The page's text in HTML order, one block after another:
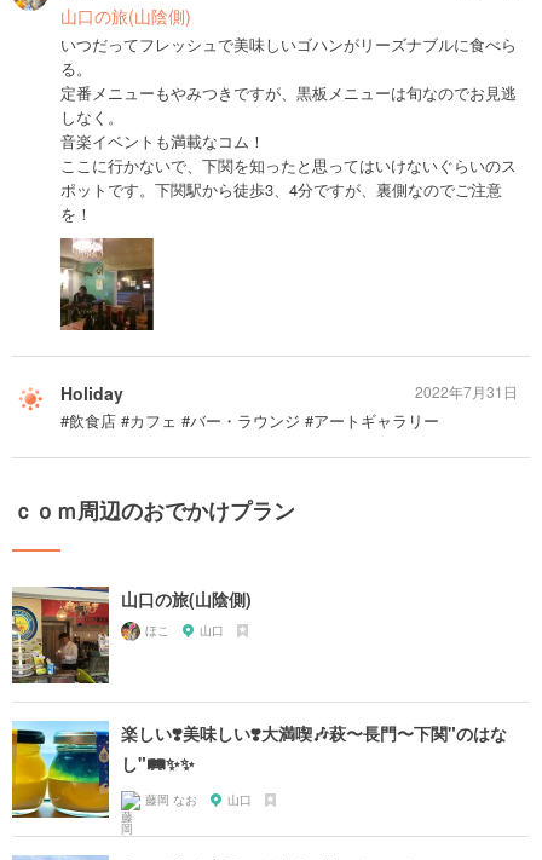
山口の旅(山陰側)
いつだってフレッシュで美味しいゴハンがリーズナブルに食べら
る。
定番メニューもやみつきですが、黒板メニューは旬なのでお見逃
しなく。
音楽イベントも満載なコム！
ここに行かないで、下関を知ったと思ってはいけないぐらいのス
ポットです。下関駅から徒歩3、4分ですが、裏側なのでご注意
を！
Holiday
#飲食店 #カフェ #バー・ラウンジ #アートギャラリー
2022年7月31日
ｃｏｍ周辺のおでかけプラン
山口の旅(山陰側)
ほこ 山口
楽しい❣️美味しい❣️大満喫🎶萩〜長門〜下関"のはな
し"🛤✨✨
藤岡 なお 山口